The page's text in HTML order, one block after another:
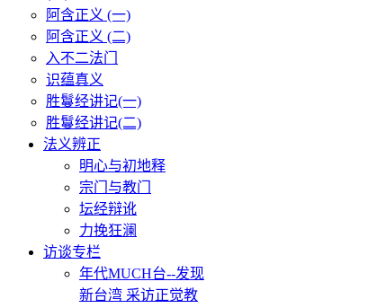
阿含正义 (一)
阿含正义 (二)
入不二法门
识蕴真义
胜鬘经讲记(一)
胜鬘经讲记(二)
法义辨正
明心与初地释
宗门与教门
坛经辩讹
力挽狂澜
访谈专栏
年代MUCH台--发现
新台湾 采访正觉教